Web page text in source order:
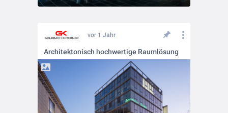
vor 1 Jahr
Architektonisch hochwertige Raumlösung